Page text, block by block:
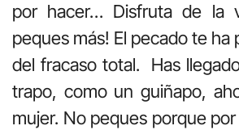
por hacer… Disfruta de la
peques más! El pecado te ha
del fracaso total. Has
trapo, como un guiñapo,
mujer. No peques porque